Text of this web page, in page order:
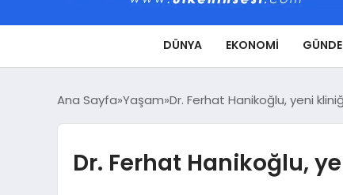
DÜNYA EKONOMI
Ana Sayfa Yaşam Dr. Ferhat Hanikoğlu, yeni
Dr. Ferhat Hanikoğlu,